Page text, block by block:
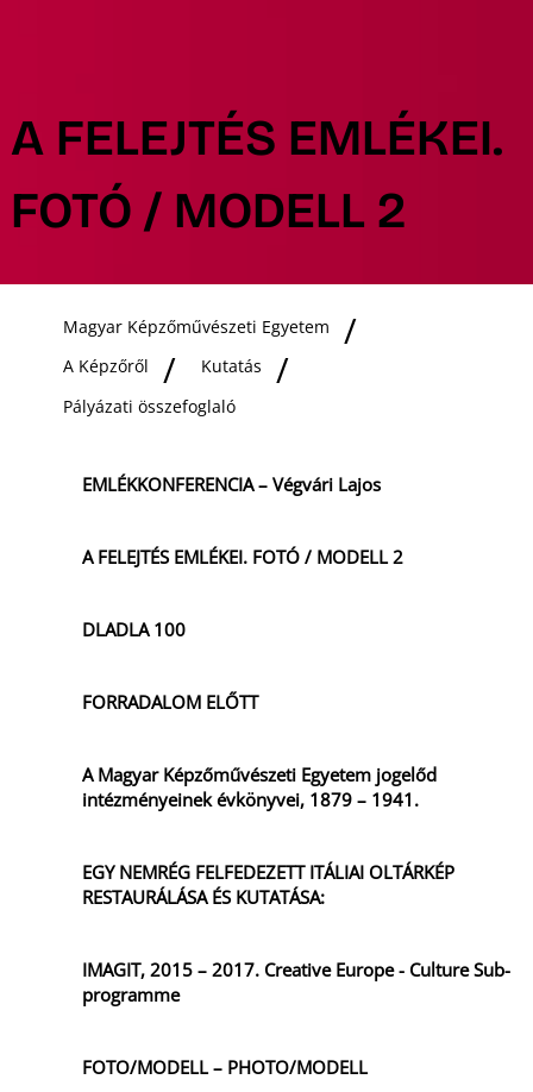
A FELEJTÉS EMLÉKEI.
FOTÓ / MODELL 2
Magyar Képzőművészeti Egyetem
A Képzőről
Kutatás
Pályázati összefoglaló
EMLÉKKONFERENCIA – Végvári Lajos
A FELEJTÉS EMLÉKEI. FOTÓ / MODELL 2
DLADLA 100
FORRADALOM ELŐTT
A Magyar Képzőművészeti Egyetem jogelőd
intézményeinek évkönyvei, 1879 – 1941.
EGY NEMRÉG FELFEDEZETT ITÁLIAI OLTÁRKÉP
RESTAURÁLÁSA ÉS KUTATÁSA:
IMAGIT, 2015 – 2017. Creative Europe - Culture Sub-
programme
FOTO/MODELL – PHOTO/MODELL